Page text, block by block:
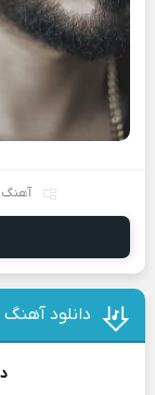
دانلود آهنگ امشب